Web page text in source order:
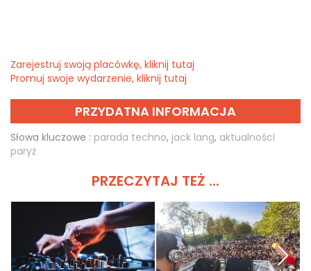
Zarejestruj swoją placówkę, kliknij tutaj
Promuj swoje wydarzenie, kliknij tutaj
PRZYDATNA INFORMACJA
Słowa kluczowe : parada techno, jack lang, aktualności
paryż
PRZECZYTAJ TEŻ ...